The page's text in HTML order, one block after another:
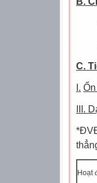
C.
I.
III.
Hoạt